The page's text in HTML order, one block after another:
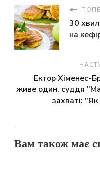
30
на
Ектор Хіменес-
живе один, суддя
захваті:
Вам також має